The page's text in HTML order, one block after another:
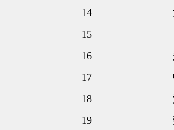
14
15
16
17
18
19